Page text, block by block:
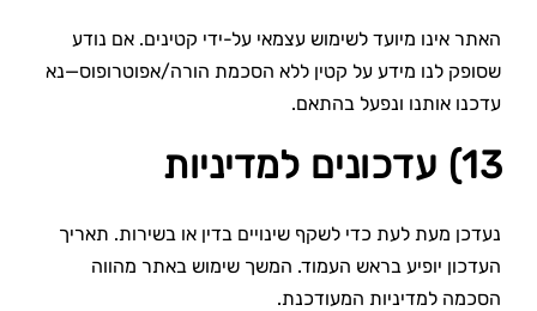
האתר אינו מיועד לשימוש עצמאי על-ידי קטינים. אם נודע
שסופק לנו מידע על קטין ללא הסכמת הורה/אפוטרופוס—נא
עדכנו אותנו ונפעל בהתאם.
13) עדכונים למדיניות
נעדכן מעת לעת כדי לשקף שינויים בדין או בשירות. תאריך
העדכון יופיע בראש העמוד. המשך שימוש באתר מהווה
הסכמה למדיניות המעודכנת.